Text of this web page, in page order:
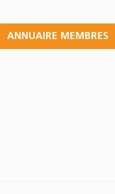
ANNUAIRE MEMBRES